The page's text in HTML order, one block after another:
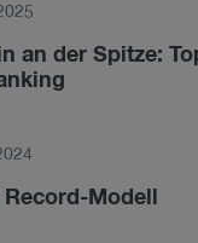
an der Spitze:
Modell